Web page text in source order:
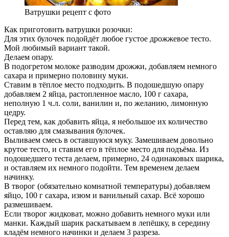
Ватрушки рецепт с фото
Как приготовить ватрушки розочки:
Для этих булочек подойдёт любое густое дрожжевое тесто.
Мой любимый вариант такой.
Делаем опару.
В подогретом молоке разводим дрожжи, добавляем немного
сахара и примерно половину муки.
Ставим в тёплое место подходить. В подошедшую опару
добавляем 2 яйца, растопленное масло, 100 г сахара,
неполную 1 ч.л. соли, ванилин и, по желанию, лимонную
цедру.
Перед тем, как добавить яйца, я небольшое их количество
оставляю для смазывания булочек.
Выливаем смесь в оставшуюся муку. Замешиваем довольно
крутое тесто, и ставим его в тёплое место для подъёма. Из
подошедшего теста делаем, примерно, 24 одинаковых шарика,
и оставляем их немного подойти. Тем временем делаем
начинку.
В творог (обязательно комнатной температуры) добавляем
яйцо, 100 г сахара, изюм и ванильный сахар. Всё хорошо
размешиваем.
Если творог жидковат, можно добавить немного муки или
манки. Каждый шарик раскатываем в лепёшку, в середину
кладём немного начинки и делаем 3 разреза.